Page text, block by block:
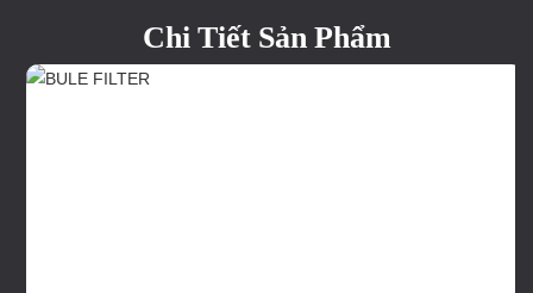
Chi Tiết Sản Phẩm